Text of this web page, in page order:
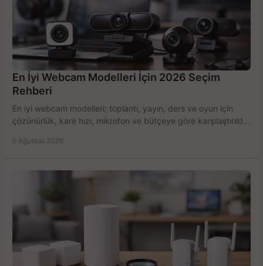
En İyi Webcam Modelleri İçin 2026 Seçim
Rehberi
En iyi webcam modelleri; toplantı, yayın, ders ve oyun için
çözünürlük, kare hızı, mikrofon ve bütçeye göre karşılaştırıldı.
5 Ağustos 2026